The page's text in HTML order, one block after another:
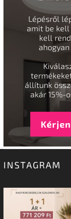
Lépésről
amit be
kell
állítunk
akár 15%-
INSTAGRAM